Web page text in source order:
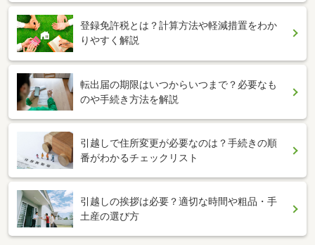
登録免許税とは？計算方法や軽減措置をわか
りやすく解説
転出届の期限はいつからいつまで？必要なも
のや手続き方法を解説
引越しで住所変更が必要なのは？手続きの順
番がわかるチェックリスト
引越しの挨拶は必要？適切な時間や粗品・手
土産の選び方